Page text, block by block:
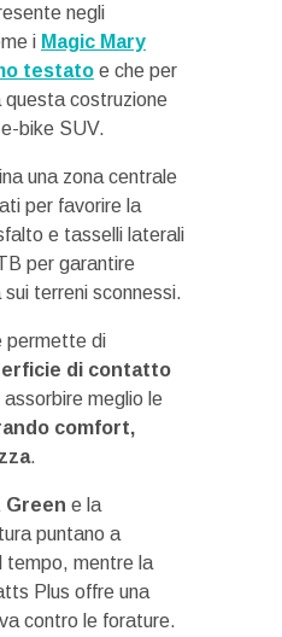
negli
i Magic Mary
testato e che per
questa costruzione
bike SUV.
una zona centrale
per favorire la
e tasselli laterali
per garantire
terreni sconnessi.
permette di
di contatto
assorbire meglio le
comfort,
.
Green e la
puntano a
tempo, mentre la
Plus offre una
contro le forature.